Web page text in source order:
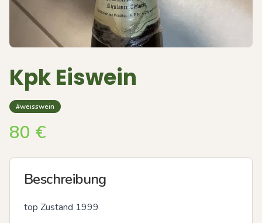
Kpk Eiswein
#weisswein
80 €
Beschreibung
top Zustand 1999